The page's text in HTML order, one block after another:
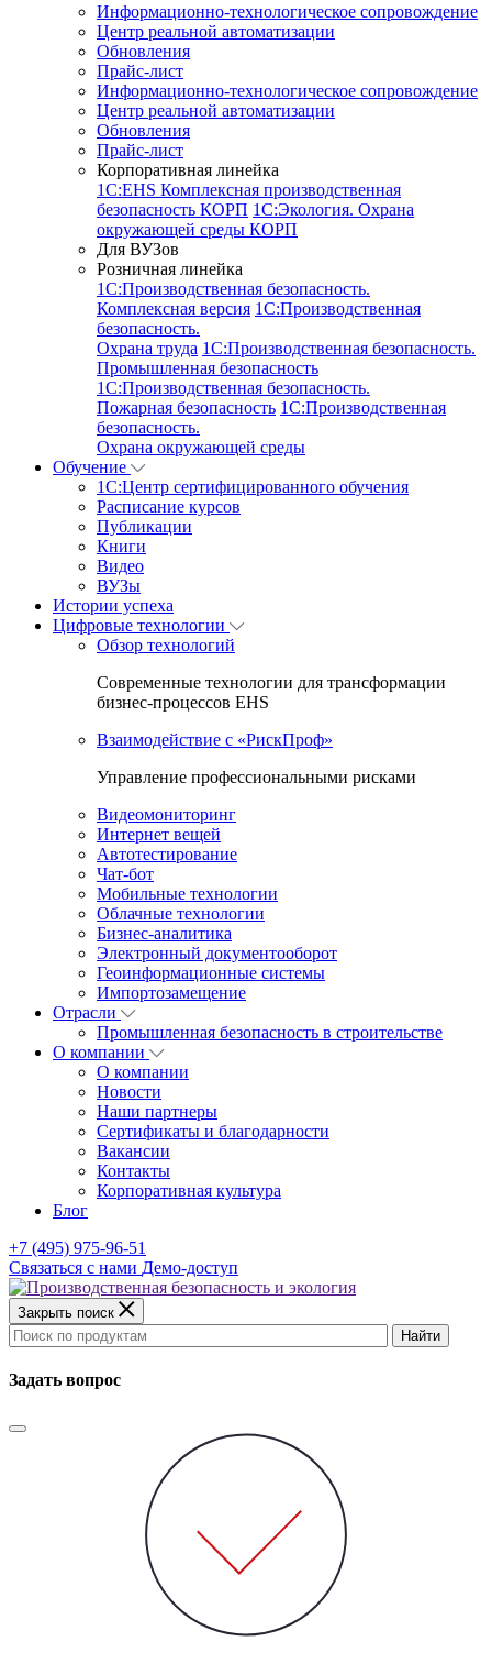
Информационно-технологическое сопровождение
Центр реальной автоматизации
Обновления
Прайс-лист
Информационно-технологическое сопровождение
Центр реальной автоматизации
Обновления
Прайс-лист
Корпоративная линейка
1С:EHS Комплексная производственная
безопасность КОРП 1С:Экология. Охрана
окружающей среды КОРП
Для ВУЗов
Розничная линейка
1C:Производственная безопасность.
Комплексная версия 1C:Производственная
безопасность.
Охрана труда 1C:Производственная безопасность.
Промышленная безопасность
1C:Производственная безопасность.
Пожарная безопасность 1C:Производственная
безопасность.
Охрана окружающей среды
Обучение
1C:Центр сертифицированного обучения
Расписание курсов
Публикации
Книги
Видео
ВУЗы
Истории успеха
Цифровые технологии
Обзор технологий
Современные технологии для трансформации
бизнес-процессов EHS
Взаимодействие с «РискПроф»
Управление профессиональными рисками
Видеомониторинг
Интернет вещей
Автотестирование
Чат-бот
Мобильные технологии
Облачные технологии
Бизнес-аналитика
Электронный документооборот
Геоинформационные системы
Импортозамещение
Отрасли
Промышленная безопасность в строительстве
О компании
О компании
Новости
Наши партнеры
Сертификаты и благодарности
Вакансии
Контакты
Корпоративная культура
Блог
+7 (495) 975-96-51
Связаться с нами Демо-доступ
Закрыть поиск
Найти
Задать вопрос